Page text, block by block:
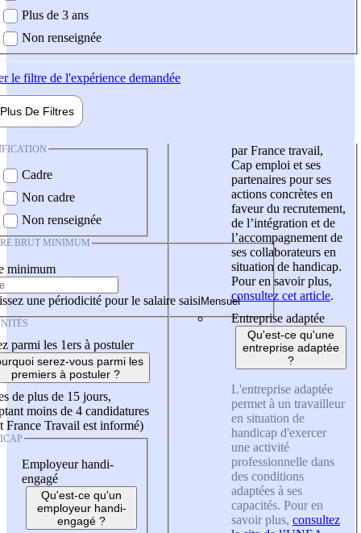
Plus de 3 ans
Non renseignée
le filtre de l'expérience demandée
Plus De Filtres
Cadre
Non cadre
Non renseignée
BRUT MINIMUM
minimum
une périodicité pour le salaire saisi
parmi les 1ers à postuler
serez-vous parmi les
premiers à postuler ?
de plus de 15 jours,
moins de 4 candidatures
France Travail est informé)
Employeur handi-
engagé
Qu'est-ce qu'un
employeur handi-
engagé ?
par France travail,
Cap emploi et ses
partenaires pour ses
actions concrètes en
faveur du recrutement,
de l’intégration et de
l’accompagnement de
ses collaborateurs en
situation de handicap.
Pour en savoir plus,
consultez cet article.
Entreprise adaptée
Qu'est-ce qu'une
entreprise adaptée
?
L'entreprise adaptée
permet à un travailleur
en situation de
handicap d'exercer
une activité
professionnelle dans
des conditions
adaptées à ses
capacités. Pour en
savoir plus, consultez